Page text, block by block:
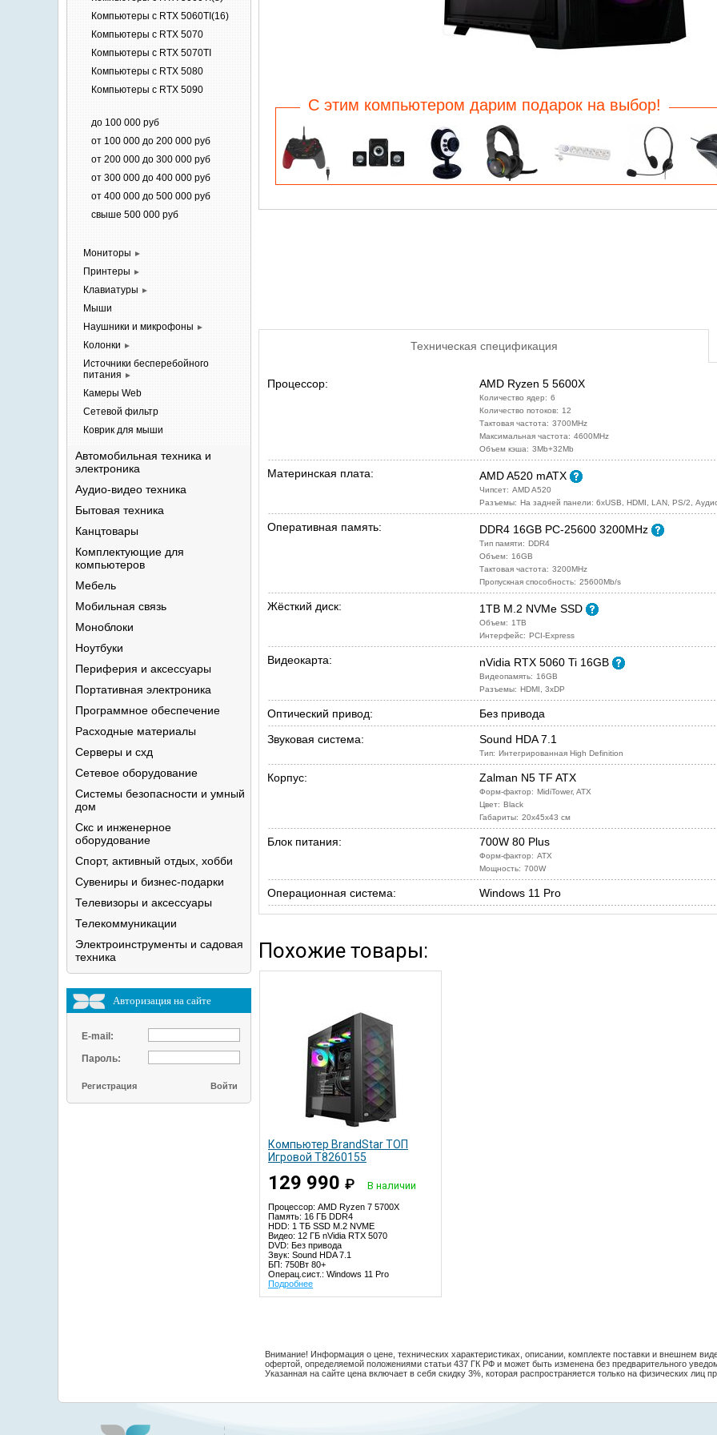
Компьютеры c RTX 5060TI(16)
Компьютеры c RTX 5070
Компьютеры c RTX 5070TI
Компьютеры c RTX 5080
Компьютеры c RTX 5090
до 100 000 руб
от 100 000 до 200 000 руб
от 200 000 до 300 000 руб
от 300 000 до 400 000 руб
от 400 000 до 500 000 руб
свыше 500 000 руб
Мониторы ►
Принтеры ►
Клавиатуры ►
Мыши
Наушники и микрофоны ►
Колонки ►
Источники бесперебойного
питания ►
Камеры Web
Сетевой фильтр
Коврик для мыши
Автомобильная техника и
электроника
Аудио-видео техника
Бытовая техника
Канцтовары
Комплектующие для
компьютеров
Мебель
Мобильная связь
Моноблоки
Ноутбуки
Периферия и аксессуары
Портативная электроника
Программное обеспечение
Расходные материалы
Серверы и схд
Сетевое оборудование
Системы безопасности и умный
дом
Скс и инженерное
оборудование
Спорт, активный отдых, хобби
Сувениры и бизнес-подарки
Телевизоры и аксессуары
Телекоммуникации
Электроинструменты и садовая
техника
Авторизация на сайте
E-mail:
Пароль:
Регистрация
C этим компьютером дарим подарок на выбор!
Техническая спецификация
Процессор: AMD Ryzen 5 5600X
Количество ядер: 6
Количество потоков: 12
Тактовая частота: 3700MHz
Максимальная частота: 4600MHz
Объем кэша: 3Mb+32Mb
Материнская плата: AMD A520 mATX
Чипсет: AMD A520
Разъемы: На задней панели: 6xUSB, HDMI, LAN, PS/2,
Оперативная память: DDR4 16GB PC-25600 3200MHz
Тип памяти: DDR4
Объем: 16GB
Тактовая частота: 3200MHz
Пропускная способность: 25600Mb/s
Жёсткий диск: 1TB M.2 NVMe SSD
Объем: 1TB
Интерфейс: PCI-Express
Видеокарта: nVidia RTX 5060 Ti 16GB
Видеопамять: 16GB
Разъемы: HDMI, 3xDP
Оптический привод:
Без привода
Звуковая система:
Sound HDA 7.1
Тип: Интегрированная High Definition
Корпус: Zalman N5 TF ATX
Форм-фактор: MidiTower, ATX
Цвет: Black
Габариты: 20x45x43 см
Блок питания: 700W 80 Plus
Форм-фактор: ATX
Мощность: 700W
Операционная система: Windows 11 Pro
Похожие товары:
Компьютер BrandStar ТОП
Игровой T8260155
129 990 ₽ В наличии
Процессор: AMD Ryzen 7 5700X
Память: 16 ГБ DDR4
HDD: 1 TБ SSD M.2 NVME
Видео: 12 ГБ nVidia RTX 5070
DVD: Без привода
Звук: Sound HDA 7.1
БП: 750Вт 80+
Операц.сист.: Windows 11 Pro
Подробнее
Внимание! Информация о цене, технических характеристиках, описании, комплекте поставки и внешнем
офертой, определяемой положениями статьи 437 ГК РФ и может быть изменена без предварительного
Указанная на сайте цена включает в себя скидку 3%, которая распространяется только на физических лиц